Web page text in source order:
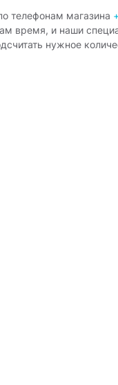
телефонам магазина
время, и наши
нужное